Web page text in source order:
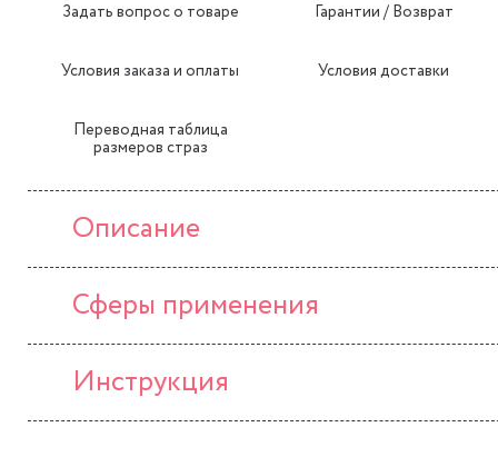
Задать вопрос о товаре Гарантии / Возврат
Условия заказа и оплаты Условия доставки
Переводная таблица
размеров страз
Описание
Сферы применения
Инструкция